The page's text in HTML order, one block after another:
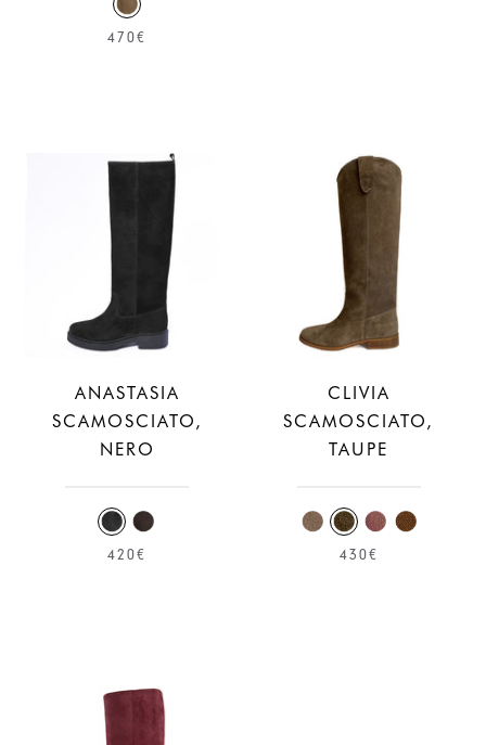
470€
ANASTASIA
SCAMOSCIATO,
NERO
420€
CLIVIA
SCAMOSCIATO,
TAUPE
430€